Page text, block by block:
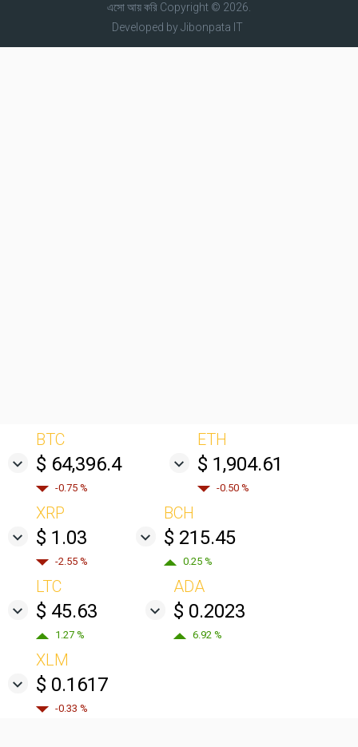
এসো আয় করিCopyright © 2026.
Developed byJibonpata IT
BTC
$ 64,396.4
-0.75 %
ETH
$ 1,904.61
-0.50 %
XRP
$ 1.03
-2.55 %
BCH
$ 215.45
0.25 %
LTC
$ 45.63
1.27 %
ADA
$ 0.2023
6.92 %
XLM
$ 0.1617
-0.33 %